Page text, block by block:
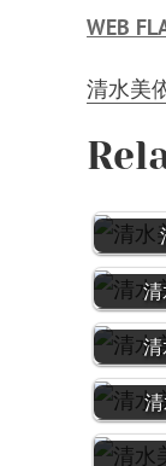
WEB
清水美
清
清